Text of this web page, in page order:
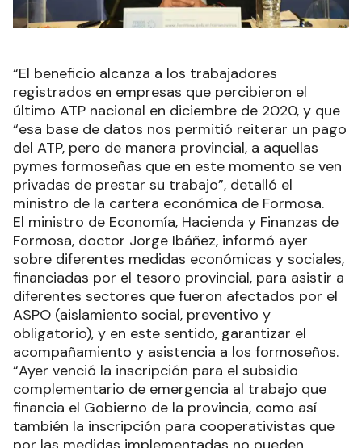
“El beneficio alcanza a los trabajadores
registrados en empresas que percibieron el
último ATP nacional en diciembre de 2020, y que
“esa base de datos nos permitió reiterar un pago
del ATP, pero de manera provincial, a aquellas
pymes formoseñas que en este momento se ven
privadas de prestar su trabajo”, detalló el
ministro de la cartera económica de Formosa.
El ministro de Economía, Hacienda y Finanzas de
Formosa, doctor Jorge Ibáñez, informó ayer
sobre diferentes medidas económicas y sociales,
financiadas por el tesoro provincial, para asistir a
diferentes sectores que fueron afectados por el
ASPO (aislamiento social, preventivo y
obligatorio), y en este sentido, garantizar el
acompañamiento y asistencia a los formoseños.
“Ayer venció la inscripción para el subsidio
complementario de emergencia al trabajo que
financia el Gobierno de la provincia, como así
también la inscripción para cooperativistas que